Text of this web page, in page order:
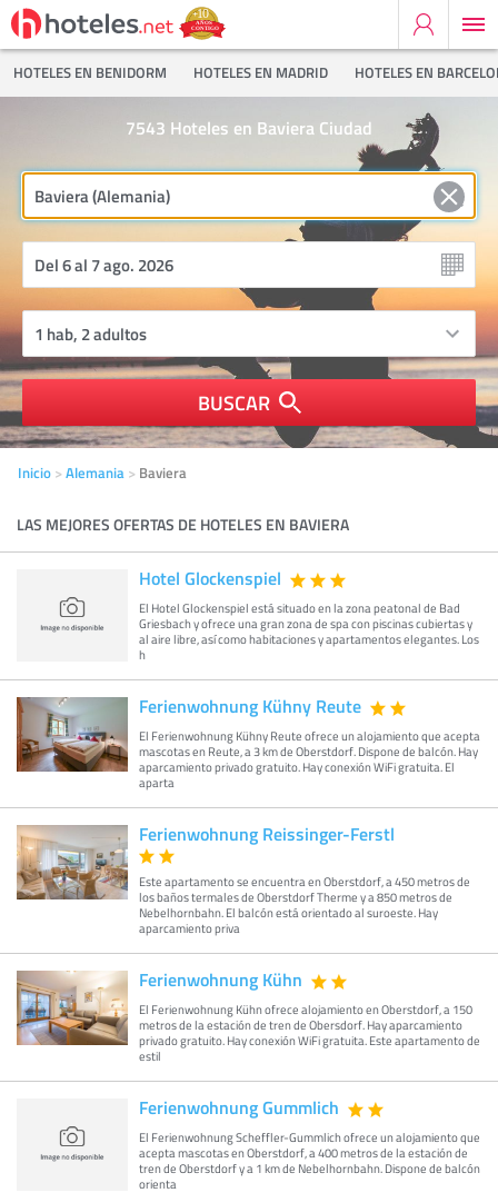
HOTELES EN BENIDORM HOTELES EN MADRID HOTELES EN
Hoteles en Baviera Ciudad
7543
BUSCAR
Inicio Alemania Baviera
LAS MEJORES OFERTAS DE HOTELES EN BAVIERA
Hotel Glockenspiel
El Hotel Glockenspiel está situado en la zona peatonal de Bad
Griesbach y ofrece una gran zona de spa con piscinas cubiertas y
al aire libre, así como habitaciones y apartamentos elegantes. Los
h
Ferienwohnung Kühny Reute
El Ferienwohnung Kühny Reute ofrece un alojamiento que acepta
mascotas en Reute, a 3 km de Oberstdorf. Dispone de balcón. Hay
aparcamiento privado gratuito. Hay conexión WiFi gratuita. El
aparta
Ferienwohnung Reissinger-Ferstl
Este apartamento se encuentra en Oberstdorf, a 450 metros de
los baños termales de Oberstdorf Therme y a 850 metros de
Nebelhornbahn. El balcón está orientado al suroeste. Hay
aparcamiento priva
Ferienwohnung Kühn
El Ferienwohnung Kühn ofrece alojamiento en Oberstdorf, a 150
metros de la estación de tren de Obersdorf. Hay aparcamiento
privado gratuito. Hay conexión WiFi gratuita. Este apartamento de
estil
Ferienwohnung Gummlich
El Ferienwohnung Scheffler-Gummlich ofrece un alojamiento que
acepta mascotas en Oberstdorf, a 400 metros de la estación de
tren de Oberstdorf y a 1 km de Nebelhornbahn. Dispone de balcón
orienta